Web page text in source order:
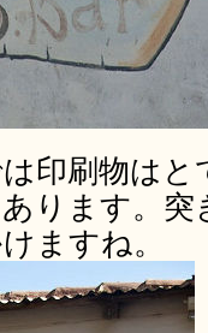
印刷物は
ります。突
ますね。